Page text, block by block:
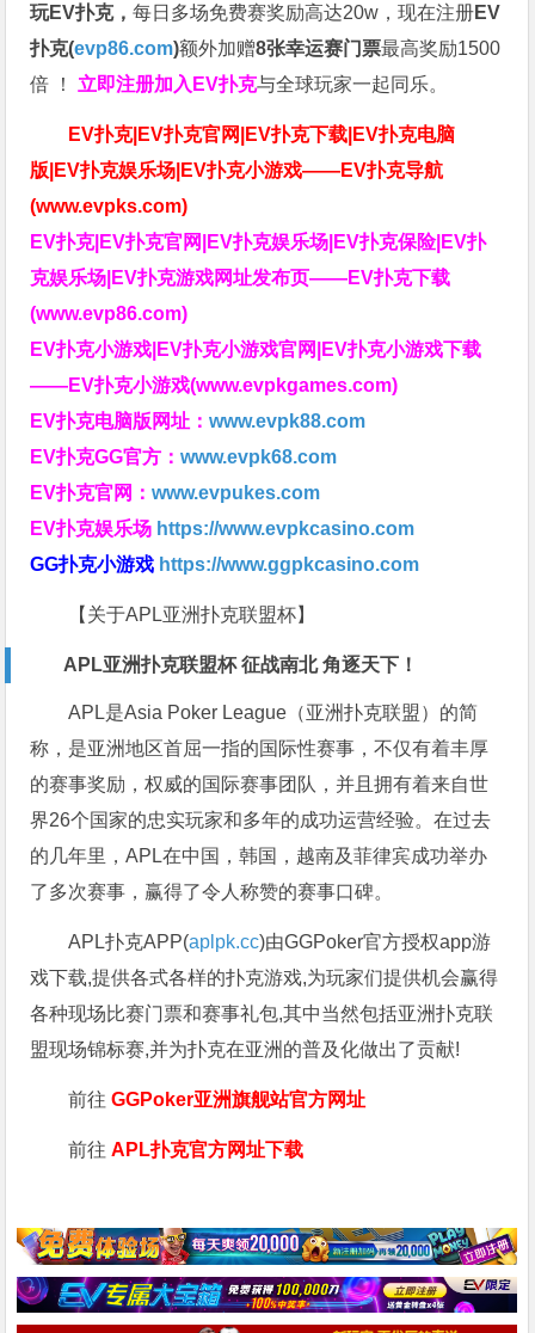
玩EV扑克，每日多场免费赛奖励高达20w，现在注册EV
扑克(evp86.com)额外加赠8张幸运赛门票最高奖励1500
倍
！ 立即注册加入EV扑克与全球玩家一起同乐。
EV扑克|EV扑克官网|EV扑克下载|EV扑克电脑
版|EV扑克娱乐场|EV扑克小游戏——EV扑克导航
(www.evpks.com)
EV扑克|EV扑克官网|EV扑克娱乐场|EV扑克保险|EV扑
克娱乐场|EV扑克游戏网址发布页——EV扑克下载
(www.evp86.com)
EV扑克小游戏|EV扑克小游戏官网|EV扑克小游戏下载
——EV扑克小游戏(www.evpkgames.com)
EV扑克电脑版网址：www.evpk88.com
EV扑克GG官方：www.evpk68.com
EV扑克官网：www.evpukes.com
EV扑克娱乐场 https://www.evpkcasino.com
GG扑克小游戏 https://www.ggpkcasino.com
【关于APL亚洲扑克联盟杯】
APL亚洲扑克联盟杯 征战南北 角逐天下！
APL是Asia Poker League（亚洲扑克联盟）的简
称，是亚洲地区首屈一指的国际性赛事，不仅有着丰厚
的赛事奖励，权威的国际赛事团队，并且拥有着来自世
界26个国家的忠实玩家和多年的成功运营经验。在过去
的几年里，APL在中国，韩国，越南及菲律宾成功举办
了多次赛事，赢得了令人称赞的赛事口碑。
APL扑克APP(aplpk.cc)由GGPoker官方授权app游
戏下载,提供各式各样的扑克游戏,为玩家们提供机会赢得
各种现场比赛门票和赛事礼包,其中当然包括亚洲扑克联
盟现场锦标赛,并为扑克在亚洲的普及化做出了贡献!
前往GGPoker亚洲旗舰站官方网址
前往APL扑克官方网址下载